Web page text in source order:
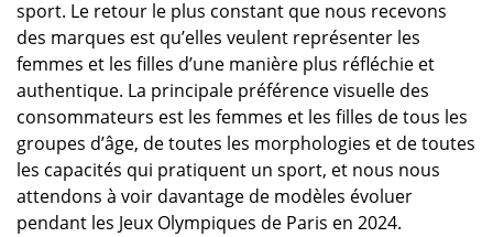
sport. Le retour le plus constant que nous recevons
des marques est qu’elles veulent représenter les
femmes et les filles d’une manière plus réfléchie et
authentique. La principale préférence visuelle des
consommateurs est les femmes et les filles de tous les
groupes d’âge, de toutes les morphologies et de toutes
les capacités qui pratiquent un sport, et nous nous
attendons à voir davantage de modèles évoluer
pendant les Jeux Olympiques de Paris en 2024.